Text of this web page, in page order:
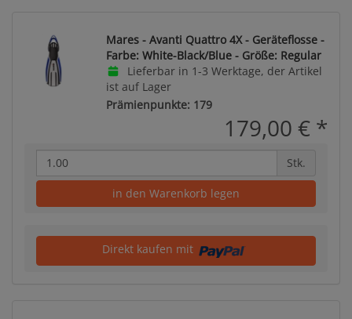
Mares - Avanti Quattro 4X - Geräteflosse -
Farbe: White-Black/Blue - Größe: Regular
Lieferbar in 1-3 Werktage, der Artikel
ist auf Lager
Prämienpunkte: 179
179,00 € *
Stk.
in den Warenkorb legen
Direkt kaufen mit